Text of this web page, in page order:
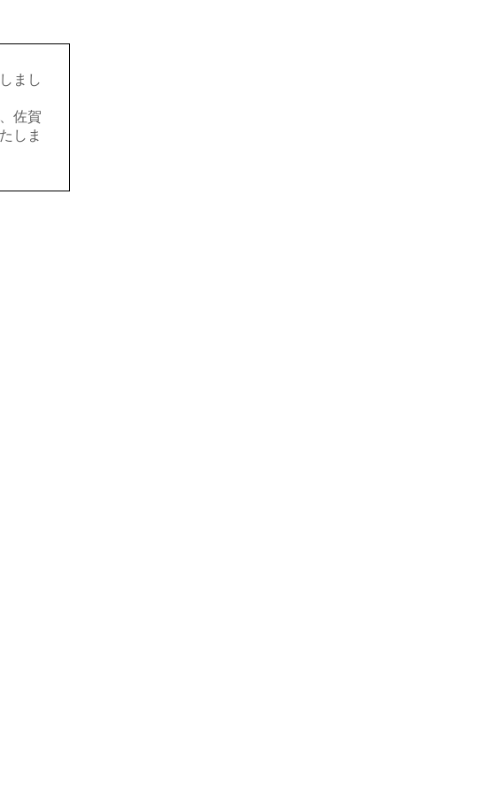
まし
佐賀
しま